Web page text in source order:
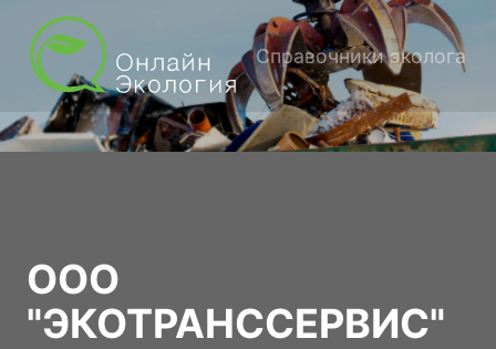
Справочники эколога
ООО
"ЭКОТРАНССЕРВИС"